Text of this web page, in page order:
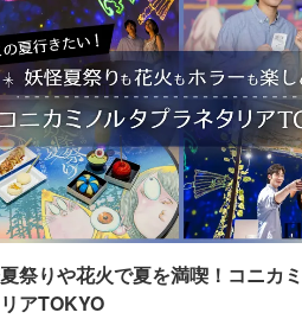
祭りや花火で夏を満喫！コニカ
アTOKYO